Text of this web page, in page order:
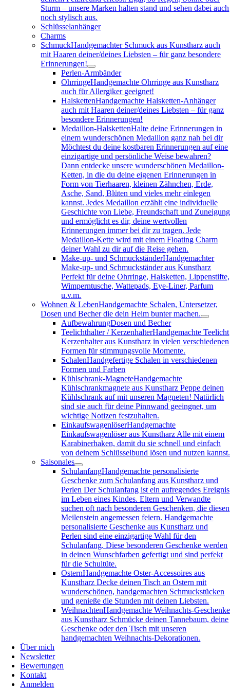
Sturm – unsere Marken halten stand und sehen dabei auch
noch stylisch aus.
Schlüsselanhänger
Charms
SchmuckHandgemachter Schmuck aus Kunstharz auch
mit Haaren deiner/deines Liebsten – für ganz besondere
Erinnerungen!
Perlen-Armbänder
OhrringeHandgemachte Ohrringe aus Kunstharz
auch für Allergiker geeignet!
HalskettenHandgemachte Halsketten-Anhänger
auch mit Haaren deiner/deines Liebsten – für ganz
besondere Erinnerungen!
Medaillon-HalskettenHalte deine Erinnerungen in
einem wunderschönen Medaillon ganz nah bei dir
Möchtest du deine kostbaren Erinnerungen auf eine
einzigartige und persönliche Weise bewahren?
Dann entdecke unsere wunderschönen Medaillon-
Ketten, in die du deine eigenen Erinnerungen in
Form von Tierhaaren, kleinen Zähnchen, Erde,
Asche, Sand, Blüten und vieles mehr einlegen
kannst. Jedes Medaillon erzählt eine individuelle
Geschichte von Liebe, Freundschaft und Zuneigung
und ermöglicht es dir, deine wertvollen
Erinnerungen immer bei dir zu tragen. Jede
Medaillon-Kette wird mit einem Floating Charm
deiner Wahl zu dir auf die Reise gehen.
Make-up- und SchmuckständerHandgemachter
Make-up- und Schmuckständer aus Kunstharz
Perfekt für deine Ohrringe, Halsketten, Lippenstifte,
Wimperntusche, Wattepads, Eye-Liner, Parfum
u.v.m.
Wohnen & LebenHandgemachte Schalen, Untersetzer,
Dosen und Becher die dein Heim bunter machen.
AufbewahrungDosen und Becher
Teelichthalter / KerzenhalterHandgemachte Teelicht
Kerzenhalter aus Kunstharz in vielen verschiedenen
Formen für stimmungsvolle Momente.
SchalenHandgefertige Schalen in verschiedenen
Formen und Farben
Kühlschrank-MagneteHandgemachte
Kühlschrankmagnete aus Kunstharz Peppe deinen
Kühlschrank auf mit unseren Magneten! Natürlich
sind sie auch für deine Pinnwand geeingnet, um
wichtige Notizen festzuhalten.
EinkaufswagenlöserHandgemachte
Einkaufswagenlöser aus Kunstharz Alle mit einem
Karabinerhaken, damit du sie schnell und einfach
von deinem Schlüsselbund lösen und nutzen kannst.
Saisonales
SchulanfangHandgemachte personalisierte
Geschenke zum Schulanfang aus Kunstharz und
Perlen Der Schulanfang ist ein aufregendes Ereignis
im Leben eines Kindes. Eltern und Verwandte
suchen oft nach besonderen Geschenken, die diesen
Meilenstein angemessen feiern. Handgemachte
personalisierte Geschenke aus Kunstharz und
Perlen sind eine einzigartige Wahl für den
Schulanfang. Diese besonderen Geschenke werden
in deinen Wunschfarben gefertigt und sind perfekt
für die Schultüte.
OsternHandgemachte Oster-Accessoires aus
Kunstharz Decke deinen Tisch an Ostern mit
wunderschönen, handgemachten Schmuckstücken
und genieße die Stunden mit deinen Liebsten.
WeihnachtenHandgemachte Weihnachts-Geschenke
aus Kunstharz Schmücke deinen Tannebaum, deine
Geschenke oder den Tisch mit unseren
handgemachten Weihnachts-Dekorationen.
Über mich
Newsletter
Bewertungen
Kontakt
Anmelden